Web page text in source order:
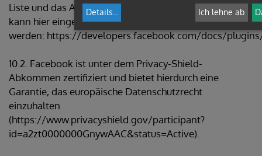
Liste und das Aussehen der Facebook Social Plugins
kann hier eingesehen
werden: https://developers.facebook.com/docs/
10.2. Facebook ist unter dem Privacy-Shield-
Abkommen zertifiziert und bietet hierdurch eine
Garantie, das europäische Datenschutzrecht
einzuhalten
(https://www.privacyshield.gov/participant?
id=a2zt0000000GnywAAC&status=Active).
Details Ich lehne ab